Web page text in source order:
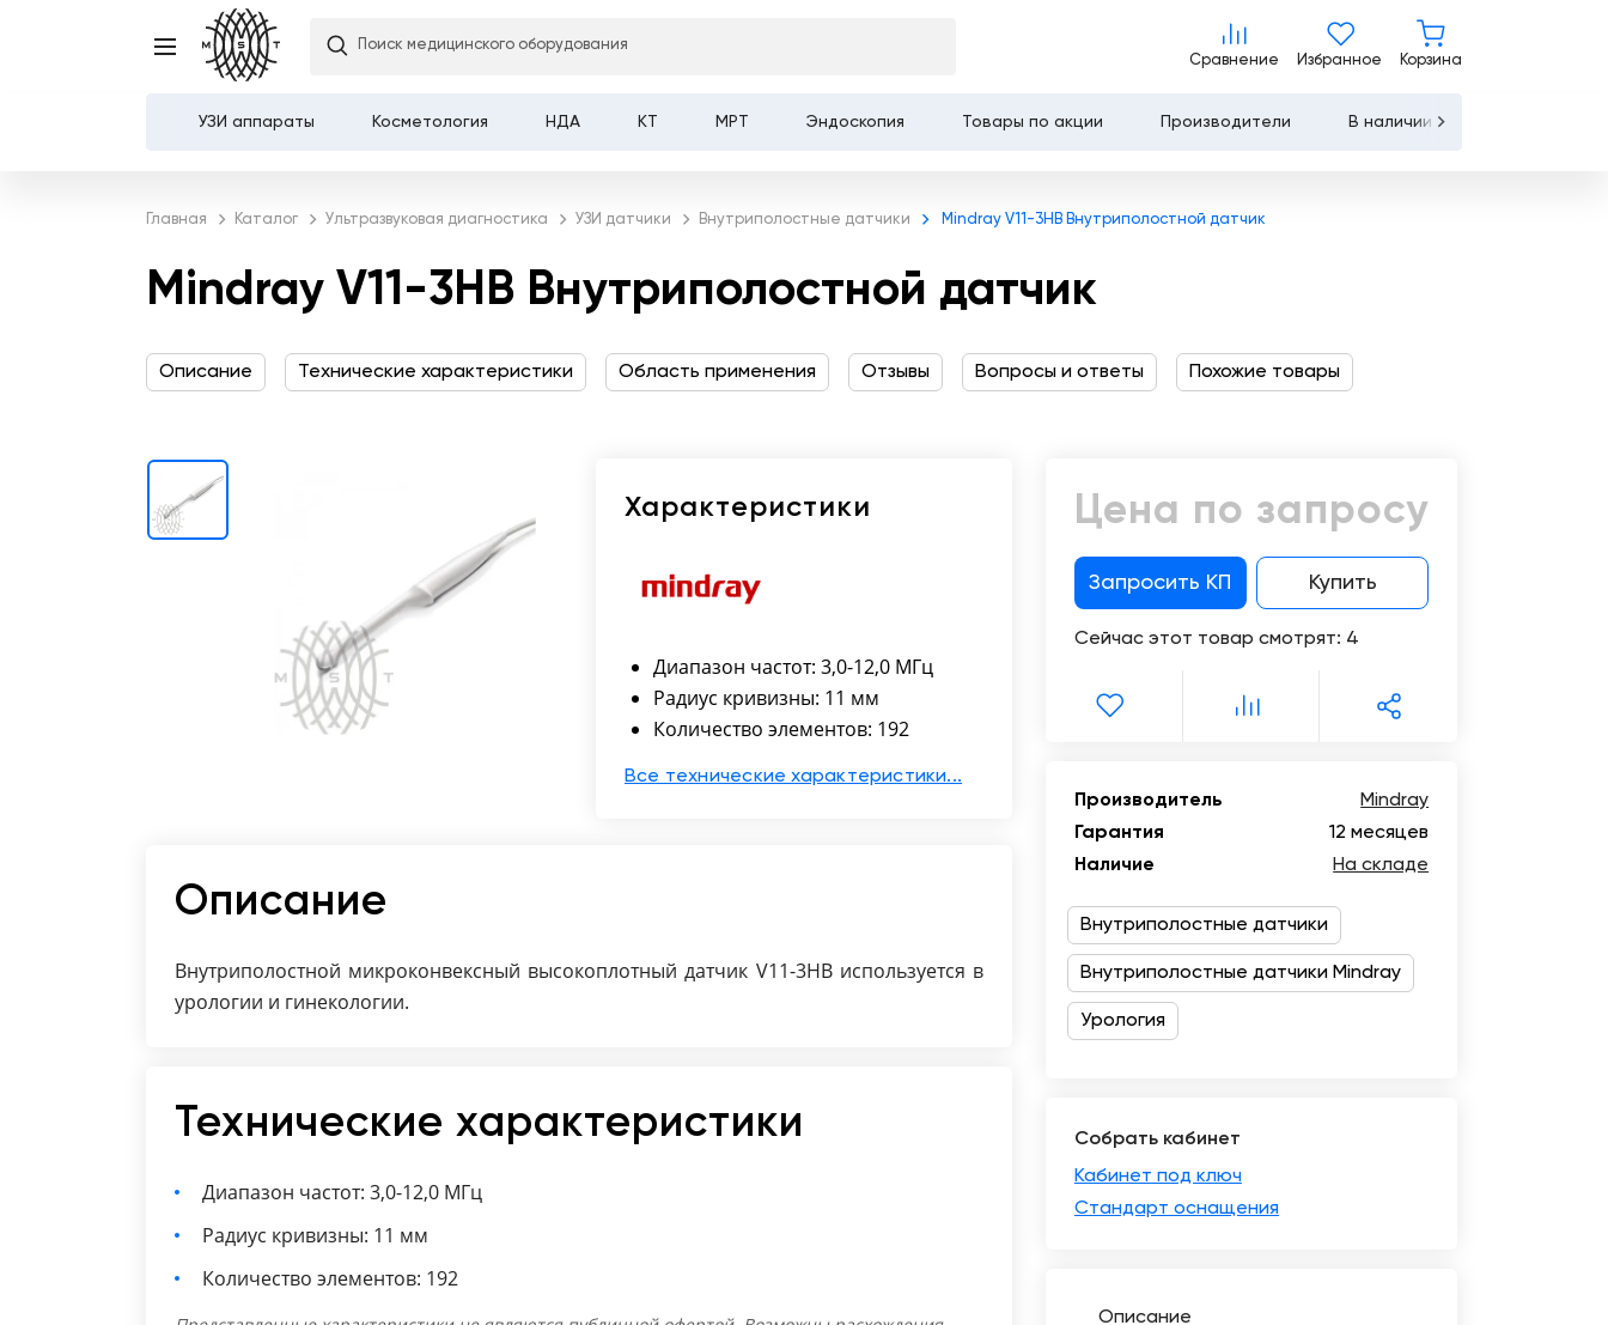
медицинского
Trade-
Поиск медицинского оборудования
Сравнение
Сравнение
Избранное Корзина
УЗИ аппараты Косметология НДА КТ МРТ Эндоскопия Товары по акции Производители В наличии
Главная Каталог Ультразвуковая диагностика УЗИ датчики Внутриполостные датчики Mindray V11-3HB Внутриполостной датчик
Mindray V11-3HB Внутриполостной датчик
Цена по запросу
Запросить КП Купить
Mindray V11-3HB Внутриполостной датчик
Описание Технические характеристики Область применения Отзывы Вопросы и ответы Похожие товары
Характеристики
Диапазон частот: 3,0-12,0 МГц
Радиус кривизны: 11 мм
Количество элементов: 192
Все технические характеристики...
Описание
Внутриполостной микроконвексный высокоплотный датчик V11-3HB используется в
урологии и гинекологии.
Технические характеристики
Диапазон частот: 3,0-12,0 МГц
Радиус кривизны: 11 мм
Количество элементов: 192
Цена по запросу
Запросить КП Купить
Сейчас этот товар смотрят: 4
Производитель
Mindray
Гарантия
12 месяцев
Наличие
На складе
Внутриполостные датчики
Внутриполостные датчики Mindray
Урология
Собрать кабинет
Кабинет под ключ
Стандарт оснащения
Описание